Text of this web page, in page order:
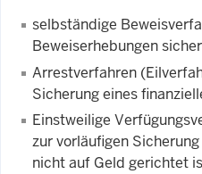
selbständige
Beweiserhebungen
Arrestverfahren
Sicherung eines
Einstweilige
zur vorläufigen
nicht auf Geld gerichtet